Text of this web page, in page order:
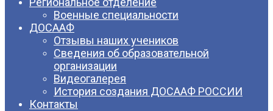
Военные специальности
ДОСААФ
Отзывы наших учеников
Сведения об образовательной
организации
Видеогалерея
История создания ДОСААФ РОССИИ
Контакты